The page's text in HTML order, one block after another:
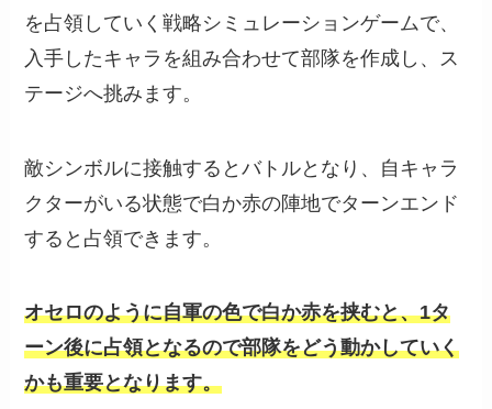
を占領していく戦略シミュレーションゲームで、
入手したキャラを組み合わせて部隊を作成し、ス
テージへ挑みます。
敵シンボルに接触するとバトルとなり、自キャラ
クターがいる状態で白か赤の陣地でターンエンド
すると占領できます。
オセロのように自軍の色で白か赤を挟むと、1タ
ーン後に占領となるので部隊をどう動かしていく
かも重要となります。